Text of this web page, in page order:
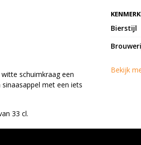
schuimkraag een
met een iets
33 cl.
Bierstijl
Bekijk